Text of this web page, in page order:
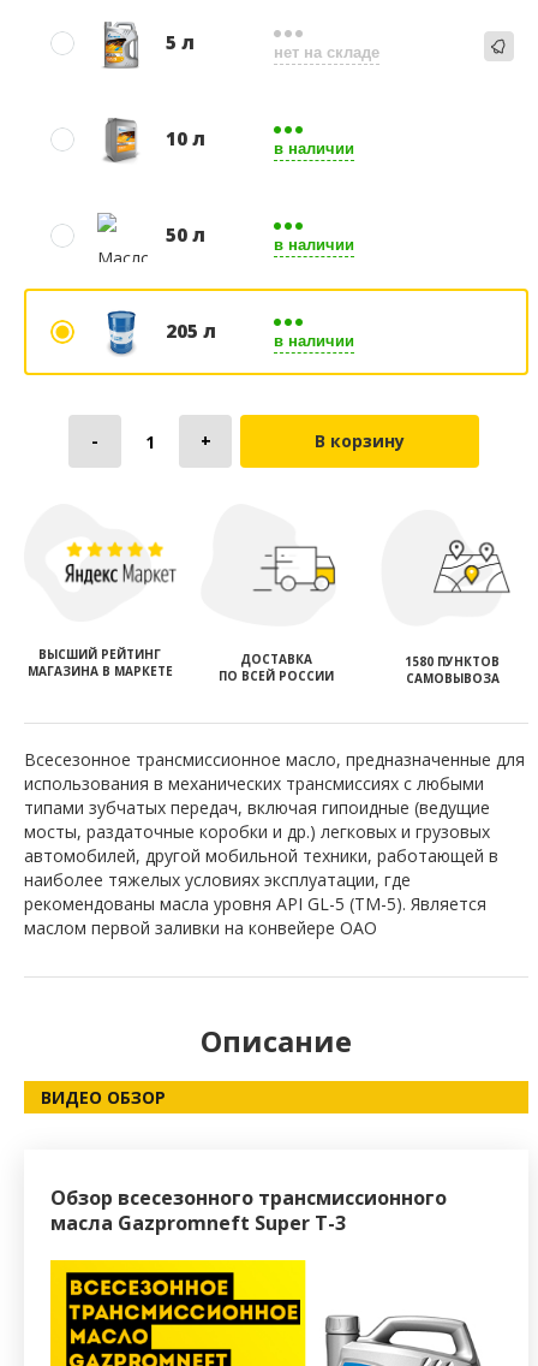
5 л нет на складе
10 л в наличии
50 л в наличии
205 л в наличии
В корзину
ВЫСШИЙ РЕЙТИНГ
МАГАЗИНА В МАРКЕТЕ
ДОСТАВКА
ПО ВСЕЙ РОССИИ
1580 ПУНКТОВ
САМОВЫВОЗА
Всесезонное трансмиссионное масло, предназначенные для
использования в механических трансмиссиях с любыми
типами зубчатых передач, включая гипоидные (ведущие
мосты, раздаточные коробки и др.) легковых и грузовых
автомобилей, другой мобильной техники, работающей в
наиболее тяжелых условиях эксплуатации, где
рекомендованы масла уровня API GL-5 (ТМ-5). Является
маслом первой заливки на конвейере ОАО
Описание
ВИДЕО ОБЗОР
Обзор всесезонного трансмиссионного
масла Gazpromneft Super T-3